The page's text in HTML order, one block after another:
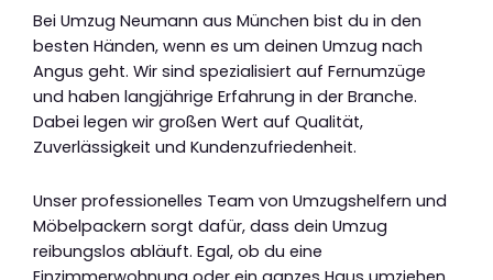
Bei Umzug Neumann aus München bist du in den
besten Händen, wenn es um deinen Umzug nach
Angus geht. Wir sind spezialisiert auf Fernumzüge
und haben langjährige Erfahrung in der Branche.
Dabei legen wir großen Wert auf Qualität,
Zuverlässigkeit und Kundenzufriedenheit.
Unser professionelles Team von Umzugshelfern und
Möbelpackern sorgt dafür, dass dein Umzug
reibungslos abläuft. Egal, ob du eine